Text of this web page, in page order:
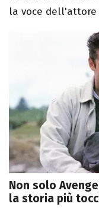
la voce dell'attore
Non solo
la storia più